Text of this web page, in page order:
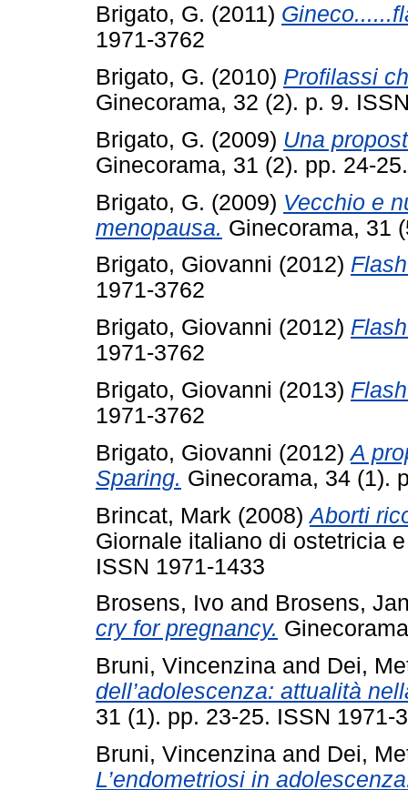
Brigato, G. (2011)
1971-3762
Brigato, G. (2010) Profilassi
Ginecorama, 32 (2). p. 9.
Brigato, G. (2009) Una
Ginecorama, 31 (2). pp. 24-
Brigato, G. (2009) Vecchio e
menopausa. Ginecorama, 31
Brigato, Giovanni (2012)
1971-3762
Brigato, Giovanni (2012)
1971-3762
Brigato, Giovanni (2013)
1971-3762
Brigato, Giovanni (2012)A
Sparing. Ginecorama, 34 (1).
Brincat, Mark (2008)Aborti
Giornale italiano di ostetricia
ISSN 1971-1433
Brosens, Ivo and Brosens,
cry for pregnancy.
Bruni, Vincenzina and Dei,
dell’adolescenza: attualità
31 (1). pp. 23-25. ISSN 1971-
Bruni, Vincenzina and Dei,
L’endometriosi in